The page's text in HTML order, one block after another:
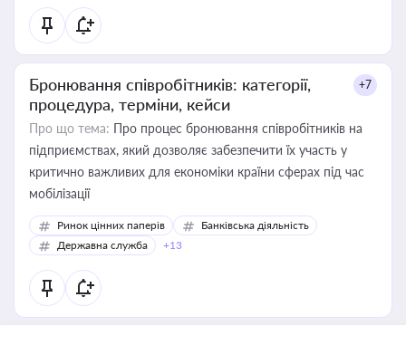
Бронювання співробітників: категорії,
процедура, терміни, кейси
+7
Про що тема: Про процес бронювання співробітників на
підприємствах, який дозволяє забезпечити їх участь у
критично важливих для економіки країни сферах під час
мобілізації
Ринок цінних паперів
Банківська діяльність
Державна служба
+13